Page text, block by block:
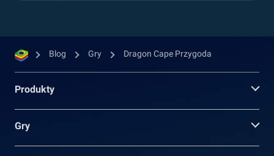
Blog Gry Dragon Cape Przygoda
Produkty
Gry